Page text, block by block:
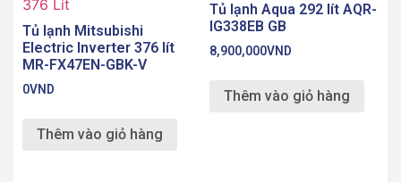
Tủ lạnh Mitsubishi
Electric Inverter 376 lít
MR-FX47EN-GBK-V
0VND
Thêm vào giỏ hàng
Tủ lạnh Aqua 292 lít AQR-
IG338EB GB
8,900,000VND
Thêm vào giỏ hàng